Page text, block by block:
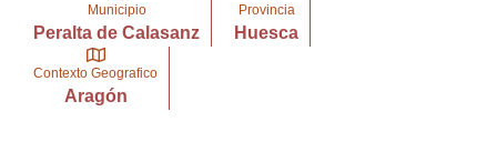
Municipio
Peralta de Calasanz
Provincia
Huesca
Contexto Geografico
Aragón